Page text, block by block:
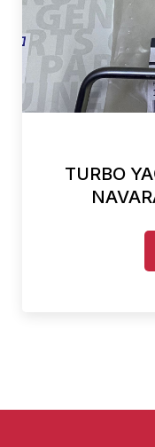
TURBO